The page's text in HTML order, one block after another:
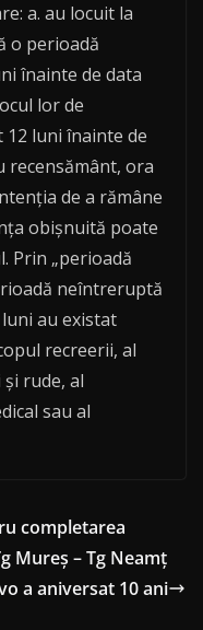
a. au locuit la
o perioadă
înainte de data
lor de
luni înainte de
ora
de a rămâne
obișnuită poate
Prin „perioadă
neîntreruptă
luni au existat
recreerii, al
rude, al
sau al
completarea
Mureș – Tg Neamț
a aniversat 10 ani